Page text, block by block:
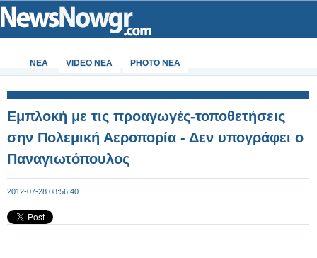
ΝΕΑ VIDEO NEA PHOTO NEA
Εμπλοκή με τις προαγωγές-τοποθετήσεις
σην Πολεμική Αεροπορία - Δεν υπογράφει ο
Παναγιωτόπουλος
2012-07-28 08:56:40